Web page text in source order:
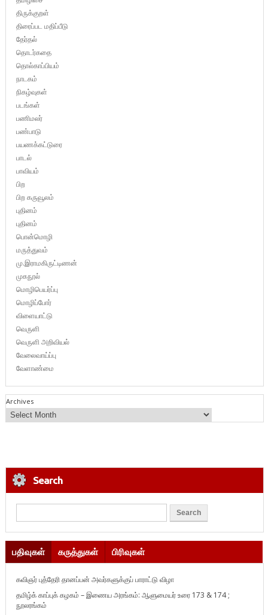
திருக்குறள்
திரைப்பட மதிப்பீடு
தேர்தல்
தொடர்கதை
தொல்காப்பியம்
நாடகம்
நிகழ்வுகள்
படங்கள்
பணிமலர்
பண்பாடு
பயணக்கட்டுரை
பாடல்
பாவியம்
பிற
பிற கருவூலம்
புதினம்
புதினம்
பொன்மொழி
மருத்துவம்
மு.இராமகிருட்டிணன்
முகநூல்
மொழிபெயர்ப்பு
மொழிப்போர்
விளையாட்டு
வெருளி
வெருளி அறிவியல்
வேலைவாய்ப்பு
வேளாண்மை
Archives
Search
பதிவுகள் கருத்துகள் பிரிவுகள்
கவிஞர் புத்தேரி தானப்பன் அவர்களுக்குப் பாராட்டு விழா
தமிழ்க் காப்புக் கழகம் – இணைய அரங்கம்: ஆளுமையர் உரை 173 & 174 ;
நூலரங்கம்